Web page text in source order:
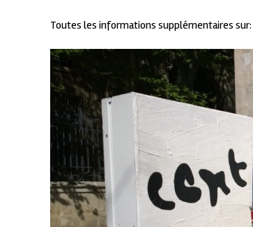
Toutes les informations supplémentaires sur: